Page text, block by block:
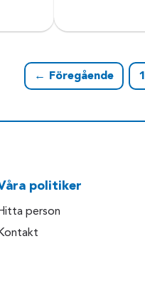
← Föregående 1
politiker
Hitta person
Kontakt